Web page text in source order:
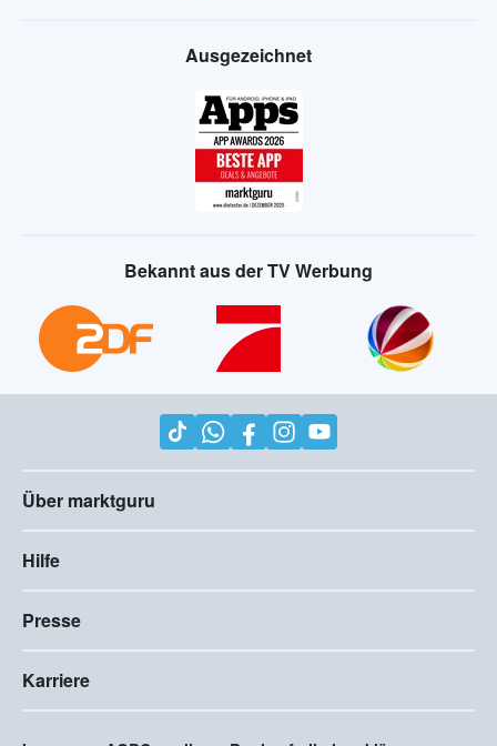
Ausgezeichnet
Bekannt aus der TV Werbung
Über marktguru
Hilfe
Presse
Karriere